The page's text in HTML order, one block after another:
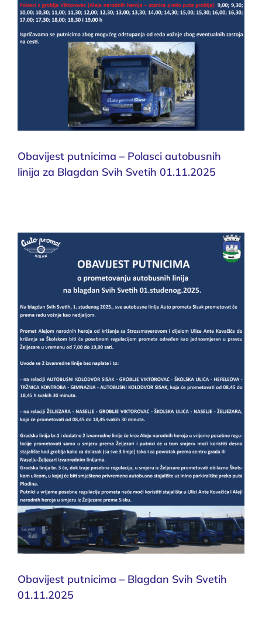
Obavijest putnicima – Polasci autobusnih
linija za Blagdan Svih Svetih 01.11.2025
Obavijest putnicima – Blagdan Svih Svetih
01.11.2025